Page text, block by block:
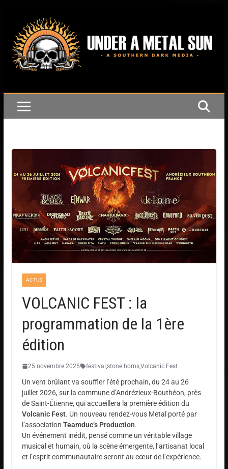
ACTUS
VOLCANIC FEST : la
programmation de la 1ère
édition
25 novembre 2025 festival ,stone horns,Volcanic Fest
Un vent brûlant va souffler l’été prochain, du 24 au 26
juillet 2026, sur la commune d’Andrézieux-Bouthéon, près
de Saint-Étienne, qui accueillera la première édition du
Volcanic Fest. Un nouveau rendez-vous Metal porté par
l’association Teamduc’s Production.
Un événement inédit, pensé comme un véritable village
musical et humain, où la scène émergente, l’artisanat local
et l’esprit communautaire seront au cœur de l’expérience.